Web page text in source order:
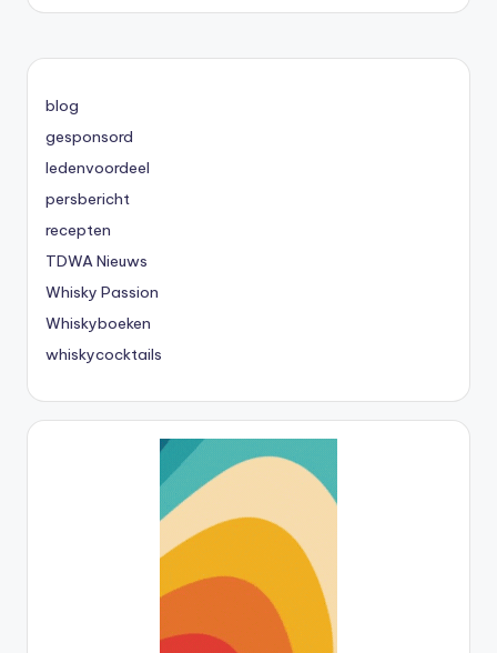
blog
gesponsord
ledenvoordeel
persbericht
recepten
TDWA Nieuws
Whisky Passion
Whiskyboeken
whiskycocktails